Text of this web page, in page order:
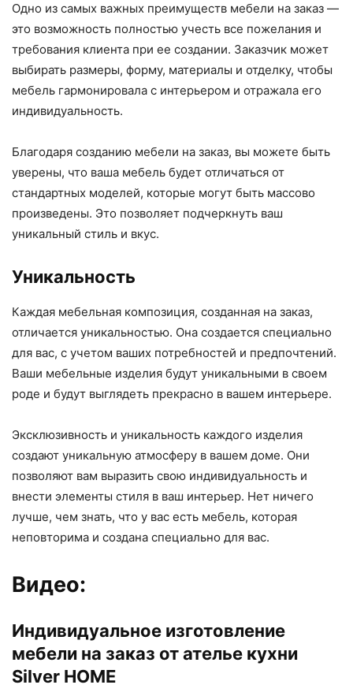
Одно из самых важных преимуществ мебели на заказ —
это возможность полностью учесть все пожелания и
требования клиента при ее создании. Заказчик может
выбирать размеры, форму, материалы и отделку, чтобы
мебель гармонировала с интерьером и отражала его
индивидуальность.
Благодаря созданию мебели на заказ, вы можете быть
уверены, что ваша мебель будет отличаться от
стандартных моделей, которые могут быть массово
произведены. Это позволяет подчеркнуть ваш
уникальный стиль и вкус.
Уникальность
Каждая мебельная композиция, созданная на заказ,
отличается уникальностью. Она создается специально
для вас, с учетом ваших потребностей и предпочтений.
Ваши мебельные изделия будут уникальными в своем
роде и будут выглядеть прекрасно в вашем интерьере.
Эксклюзивность и уникальность каждого изделия
создают уникальную атмосферу в вашем доме. Они
позволяют вам выразить свою индивидуальность и
внести элементы стиля в ваш интерьер. Нет ничего
лучше, чем знать, что у вас есть мебель, которая
неповторима и создана специально для вас.
Видео:
Индивидуальное изготовление
мебели на заказ от ателье кухни
Silver HOME